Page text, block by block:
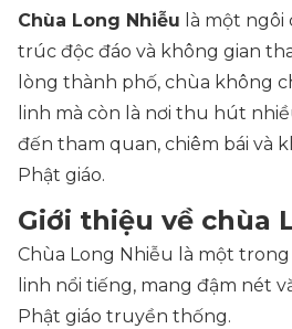
Chùa Long Nhiễu là một ngôi
trúc độc đáo và không gian
lòng thành phố, chùa không
linh mà còn là nơi thu hút
đến tham quan, chiêm bái và
Phật giáo.
Giới thiệu về chùa
Chùa Long Nhiễu là một
linh nổi tiếng, mang đậm nét
Phật giáo truyền thống.